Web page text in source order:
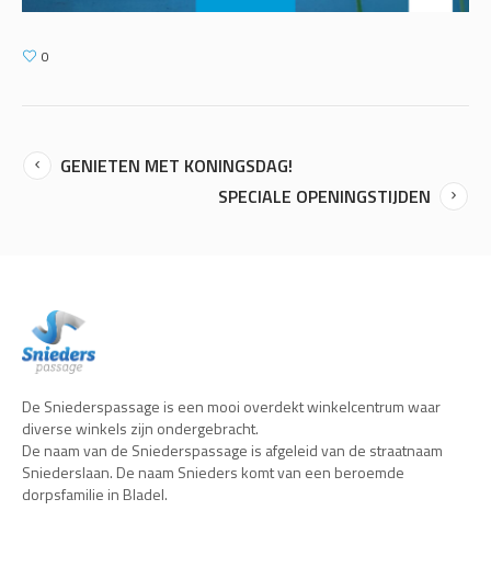
0
GENIETEN MET KONINGSDAG!
SPECIALE OPENINGSTIJDEN
De Sniederspassage is een mooi overdekt winkelcentrum waar
diverse winkels zijn ondergebracht.
De naam van de Sniederspassage is afgeleid van de straatnaam
Sniederslaan. De naam Snieders komt van een beroemde
dorpsfamilie in Bladel.